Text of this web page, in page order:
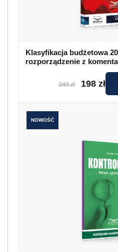
Klasyfikacja budżetowa
rozporządzenie z
249 zł 198 zł
NOWOŚĆ